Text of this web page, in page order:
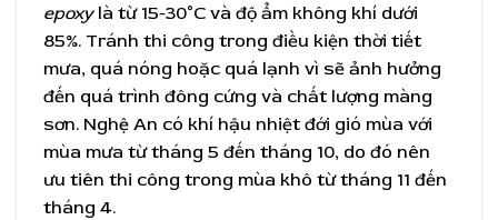
epoxylà từ 15-30°C và độ ẩm không khí dưới
85%. Tránh thi công trong điều kiện thời tiết
mưa, quá nóng hoặc quá lạnh vì sẽ ảnh hưởng
đến quá trình đông cứng và chất lượng màng
sơn. Nghệ An có khí hậu nhiệt đới gió mùa với
mùa mưa từ tháng 5 đến tháng 10, do đó nên
ưu tiên thi công trong mùa khô từ tháng 11 đến
tháng 4.